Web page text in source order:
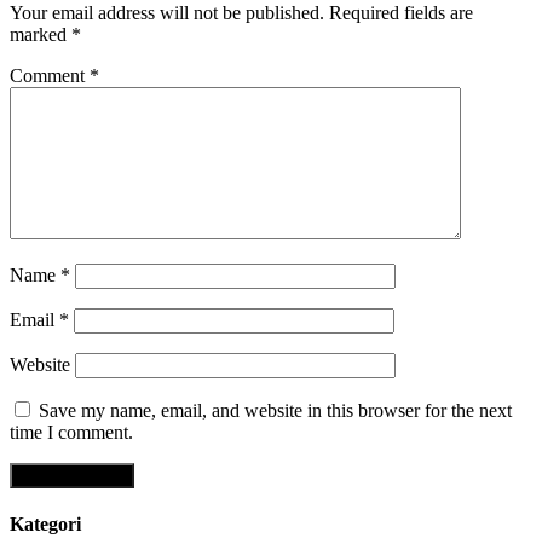
Your email address will not be published. Required fields are
marked *
Comment *
Name *
Email *
Website
Save my name, email, and website in this browser for the next
time I comment.
Kategori